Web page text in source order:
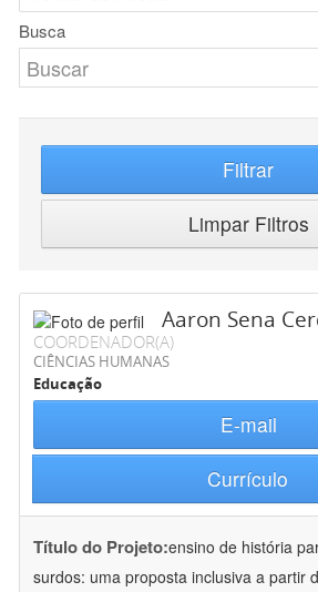
Busca
Filtrar
Limpar Filtros
Aaron Sena
COORDENADOR(A)
CIÊNCIAS HUMANAS
Educação
E-mail
Currículo
Título do Projeto:ensino de história
surdos: uma proposta inclusiva a partir